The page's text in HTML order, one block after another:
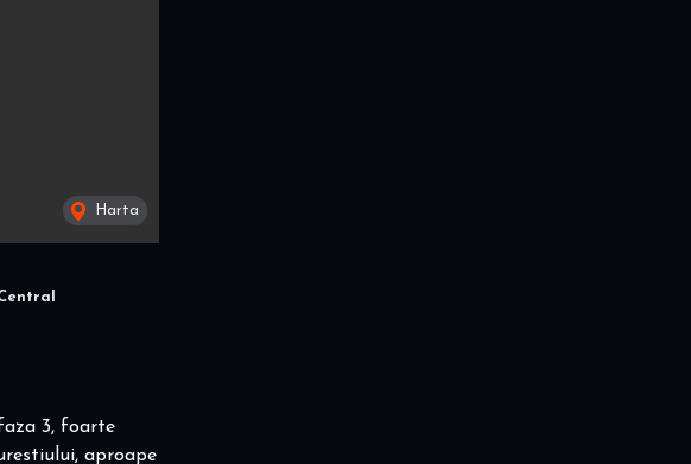
Harta
3, foarte
aproape